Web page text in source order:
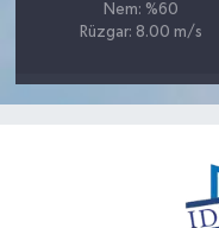
Nem: %60
Rüzgar: 8.00 m/s